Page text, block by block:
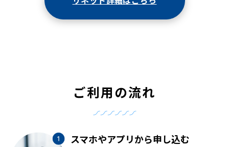
ご利用の流れ
スマホやアプリから申し込む